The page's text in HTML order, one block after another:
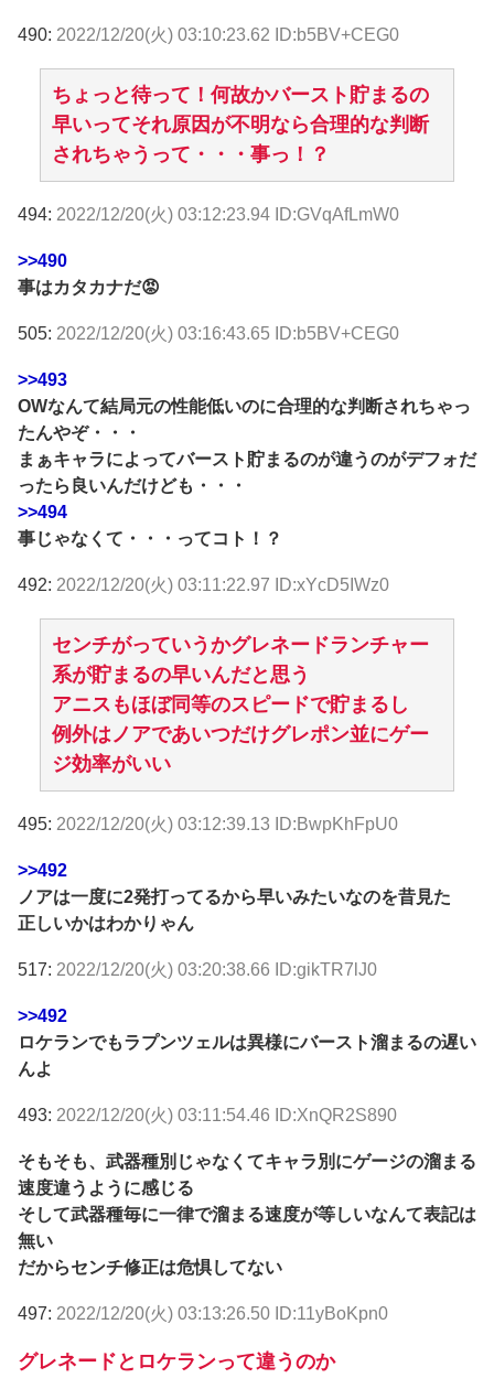
490: 2022/12/20(火) 03:10:23.62 ID:b5BV+CEG0
ちょっと待って！何故かバースト貯まるの
早いってそれ原因が不明なら合理的な判断
されちゃうって・・・事っ！？
494: 2022/12/20(火) 03:12:23.94 ID:GVqAfLmW0
>>490
事はカタカナだ😡
505: 2022/12/20(火) 03:16:43.65 ID:b5BV+CEG0
>>493
OWなんて結局元の性能低いのに合理的な判断されちゃっ
たんやぞ・・・
まぁキャラによってバースト貯まるのが違うのがデフォだ
ったら良いんだけども・・・
>>494
事じゃなくて・・・ってコト！？
492: 2022/12/20(火) 03:11:22.97 ID:xYcD5IWz0
センチがっていうかグレネードランチャー
系が貯まるの早いんだと思う
アニスもほぼ同等のスピードで貯まるし
例外はノアであいつだけグレポン並にゲー
ジ効率がいい
495: 2022/12/20(火) 03:12:39.13 ID:BwpKhFpU0
>>492
ノアは一度に2発打ってるから早いみたいなのを昔見た
正しいかはわかりゃん
517: 2022/12/20(火) 03:20:38.66 ID:gikTR7lJ0
>>492
ロケランでもラプンツェルは異様にバースト溜まるの遅い
んよ
493: 2022/12/20(火) 03:11:54.46 ID:XnQR2S890
そもそも、武器種別じゃなくてキャラ別にゲージの溜まる
速度違うように感じる
そして武器種毎に一律で溜まる速度が等しいなんて表記は
無い
だからセンチ修正は危惧してない
497: 2022/12/20(火) 03:13:26.50 ID:11yBoKpn0
グレネードとロケランって違うのか